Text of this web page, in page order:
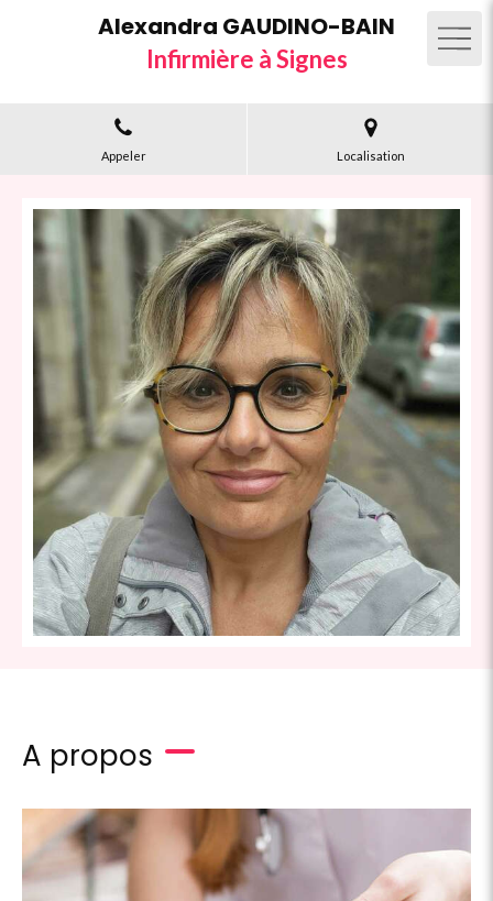
Alexandra GAUDINO-BAIN
Infirmière à Signes
Appeler Localisation
A propos